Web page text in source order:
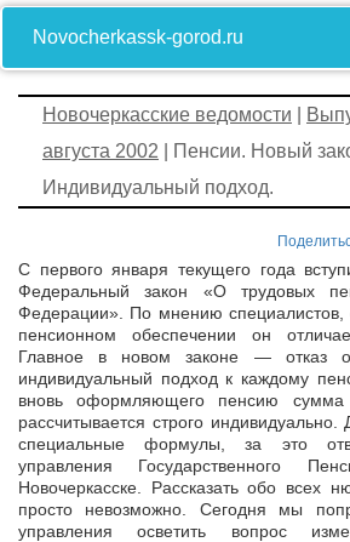
Novocherkassk-gorod.ru
Новочеркасские ведомости
августа 2002 | Пенсии. Новый
Индивидуальный подход.
С первого января текущего года
Федеральный закон «О трудовых
Федерации». По мнению специалистов,
пенсионном обеспечении он
Главное в новом законе — отказ
индивидуальный подход к каждому
вновь оформляющего пенсию сумма
рассчитывается строго индивидуально.
специальные формулы, за это
управления Государственного
Новочеркасске. Рассказать обо всех
просто невозможно. Сегодня мы
управления осветить вопрос